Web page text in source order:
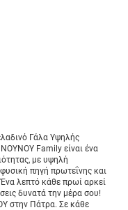
Γάλα Υψηλής
Family είναι ένα
µε υψηλή
πηγή πρωτεΐνης και
λεπτό κάθε πρωί αρκεί
δυνατά την μέρα σου!
στην Πάτρα. Σε κάθε